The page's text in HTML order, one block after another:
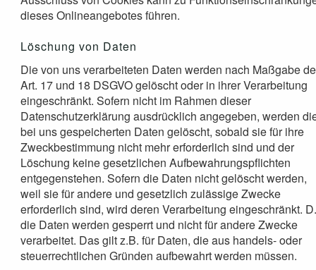
dieses Onlineangebotes führen.
Löschung von Daten
Die von uns verarbeiteten Daten werden nach Maßgabe
Art. 17 und 18 DSGVO gelöscht oder in ihrer Verarbeitung
eingeschränkt. Sofern nicht im Rahmen dieser
Datenschutzerklärung ausdrücklich angegeben, werden
bei uns gespeicherten Daten gelöscht, sobald sie für ihre
Zweckbestimmung nicht mehr erforderlich sind und der
Löschung keine gesetzlichen Aufbewahrungspflichten
entgegenstehen. Sofern die Daten nicht gelöscht werden,
weil sie für andere und gesetzlich zulässige Zwecke
erforderlich sind, wird deren Verarbeitung eingeschränkt.
die Daten werden gesperrt und nicht für andere Zwecke
verarbeitet. Das gilt z.B. für Daten, die aus handels- oder
steuerrechtlichen Gründen aufbewahrt werden müssen.